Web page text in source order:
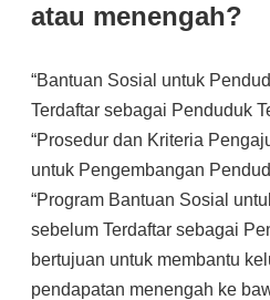
atau menengah?
“Bantuan Sosial untuk
Terdaftar sebagai Penduduk
“Prosedur dan Kriteria
untuk Pengembangan
“Program Bantuan Sosial
sebelum Terdaftar sebagai
bertujuan untuk membantu
pendapatan menengah ke